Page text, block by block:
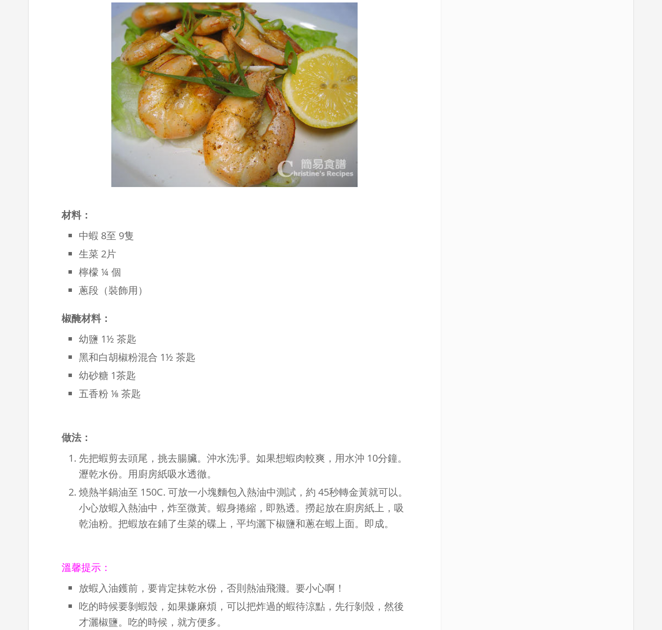
材料：
中蝦 8至 9隻
生菜 2片
檸檬 ¼ 個
蔥段（裝飾用）
椒醃材料：
幼鹽 1½ 茶匙
黑和白胡椒粉混合 1½ 茶匙
幼砂糖 1茶匙
五香粉 ⅛ 茶匙
做法：
先把蝦剪去頭尾，挑去腸臟。沖水洗凈。如果想蝦肉較爽，用水沖 10分鐘。
瀝乾水份。用廚房紙吸水透徹。
燒熱半鍋油至 150C. 可放一小塊麵包入熱油中測試，約 45秒轉金黃就可以。
小心放蝦入熱油中，炸至微黃。蝦身捲縮，即熟透。撈起放在廚房紙上，吸
乾油粉。把蝦放在鋪了生菜的碟上，平均灑下椒鹽和蔥在蝦上面。即成。
溫馨提示：
放蝦入油鑊前，要肯定抹乾水份，否則熱油飛濺。要小心啊！
吃的時候要剝蝦殼，如果嫌麻煩，可以把炸過的蝦待涼點，先行剝殼，然後
才灑椒鹽。吃的時候，就方便多。